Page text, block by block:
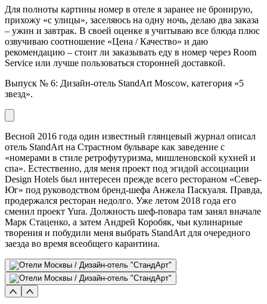
Для полноты картины номер в отеле я заранее не бронирую,
прихожу «с улицы», заселяюсь на одну ночь, делаю два заказа
– ужин и завтрак. В своей оценке я учитываю все блюда плюс
озвучиваю соотношение «Цена / Качество» и даю
рекомендацию – стоит ли заказывать еду в номер через Room
Service или лучше пользоваться сторонней доставкой.
Выпуск № 6: Дизайн-отель StandArt Moscow, категория «5
звезд».
Весной 2016 года один известный глянцевый журнал описал
отель StandArt на Страстном бульваре как заведение с
«номерами в стиле ретрофутуризма, мишленовской кухней и
спа». Естественно, для меня проект под эгидой ассоциации
Design Hotels был интересен прежде всего рестораном «Север-
Юг» под руководством бренд-шефа Анжела Паскуаля. Правда,
продержался ресторан недолго. Уже летом 2018 года его
сменил проект Yura. Должность шеф-повара там занял вначале
Марк Стаценко, а затем Андрей Коробяк, чьи кулинарные
творения и побудили меня выбрать StandArt для очередного
заезда во время всеобщего карантина.